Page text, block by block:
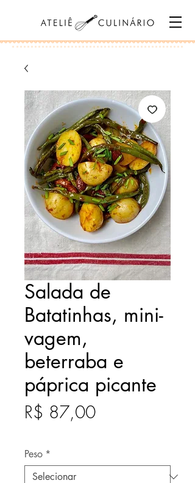
Salada de
Batatinhas, mini-
vagem,
beterraba e
páprica picante
R$ 87,00Preço
Peso *